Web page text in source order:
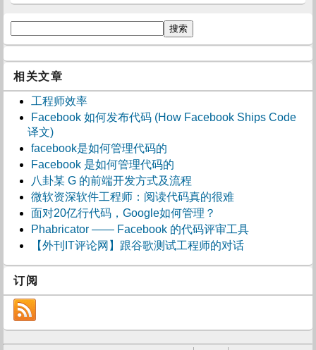
相关文章
工程师效率
Facebook 如何发布代码 (How Facebook Ships Code
译文)
facebook是如何管理代码的
Facebook 是如何管理代码的
八卦某 G 的前端开发方式及流程
微软资深软件工程师：阅读代码真的很难
面对20亿行代码，Google如何管理？
Phabricator —— Facebook 的代码评审工具
【外刊IT评论网】跟谷歌测试工程师的对话
订阅